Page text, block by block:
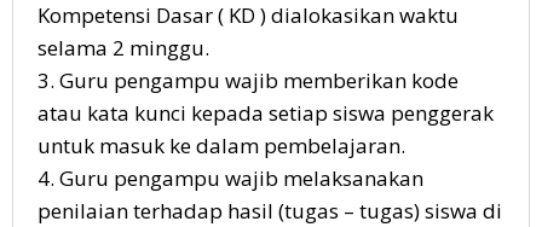
Kompetensi Dasar ( KD ) dialokasikan waktu
selama 2 minggu.
3. Guru pengampu wajib memberikan kode
atau kata kunci kepada setiap siswa penggerak
untuk masuk ke dalam pembelajaran.
4. Guru pengampu wajib melaksanakan
penilaian terhadap hasil (tugas – tugas) siswa di